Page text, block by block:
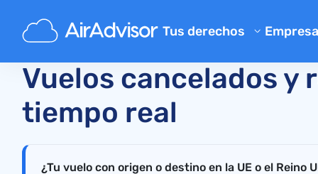
Tus derechos
Calculadora de
Compensación por vuelos
Compensación por
Empresa
Blog
Inicio Comprobador en tiempo real del estado de
Vuelos cancelados y
tiempo real
¿Tu vuelo con origen o destino en la UE o el